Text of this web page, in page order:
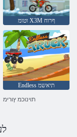
וטומ X3M ףרוח
Endless תיאשמ
תוינוכמ ץורימ